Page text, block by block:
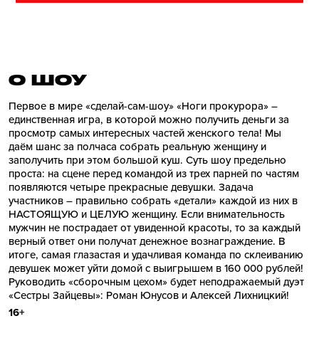
О ШОУ
Первое в мире «сделай-сам-шоу» «Ноги прокурора» –
единственная игра, в которой можно получить деньги за
просмотр самых интересных частей женского тела! Мы
даём шанс за полчаса собрать реальную женщину и
заполучить при этом большой куш. Суть шоу предельно
проста: на сцене перед командой из трех парней по частям
появляются четыре прекрасные девушки. Задача
участников – правильно собрать «детали» каждой из них в
НАСТОЯЩУЮ и ЦЕЛУЮ женщину. Если внимательность
мужчин не пострадает от увиденной красоты, то за каждый
верный ответ они получат денежное вознаграждение. В
итоге, самая глазастая и удачливая команда по склеиванию
девушек может уйти домой с выигрышем в 160 000 рублей!
Руководить «сборочным цехом» будет неподражаемый дуэт
«Сестры Зайцевы»: Роман Юнусов и Алексей Лихницкий!
16+